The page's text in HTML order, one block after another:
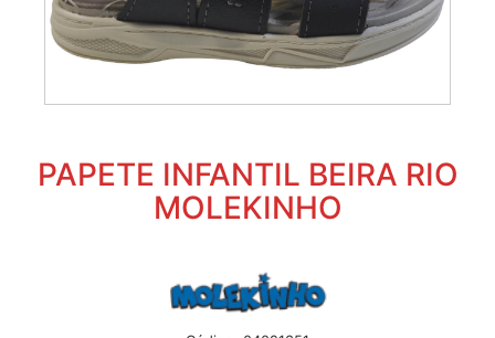
PAPETE INFANTIL BEIRA RIO
MOLEKINHO